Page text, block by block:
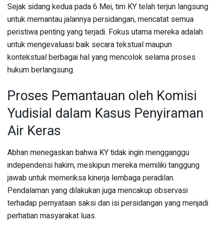
Sejak sidang kedua pada 6 Mei, tim KY telah terjun langsung
untuk memantau jalannya persidangan, mencatat semua
peristiwa penting yang terjadi. Fokus utama mereka adalah
untuk mengevaluasi baik secara tekstual maupun
kontekstual berbagai hal yang mencolok selama proses
hukum berlangsung.
Proses Pemantauan oleh Komisi
Yudisial dalam Kasus Penyiraman
Air Keras
Abhan menegaskan bahwa KY tidak ingin mengganggu
independensi hakim, meskipun mereka memiliki tanggung
jawab untuk memeriksa kinerja lembaga peradilan.
Pendalaman yang dilakukan juga mencakup observasi
terhadap pernyataan saksi dan isi persidangan yang menjadi
perhatian masyarakat luas.